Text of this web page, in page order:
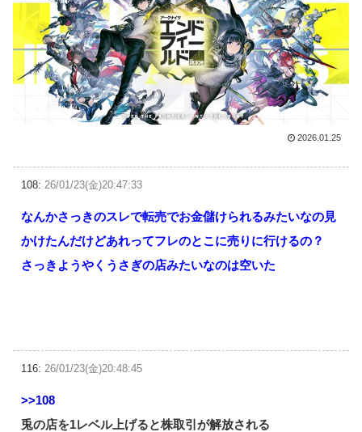
2026.01.25
108: 26/01/23(金)20:47:33
なんかさっきのスレで転売でお金儲けられるみたいなの見
かけたんだけどあれってフレのとこに売りに行けるの？
さっきようやくうさぎの店みたいなのは空いた
116: 26/01/23(金)20:48:45
>>108
兎の店を1レベル上げると株取引が解放される